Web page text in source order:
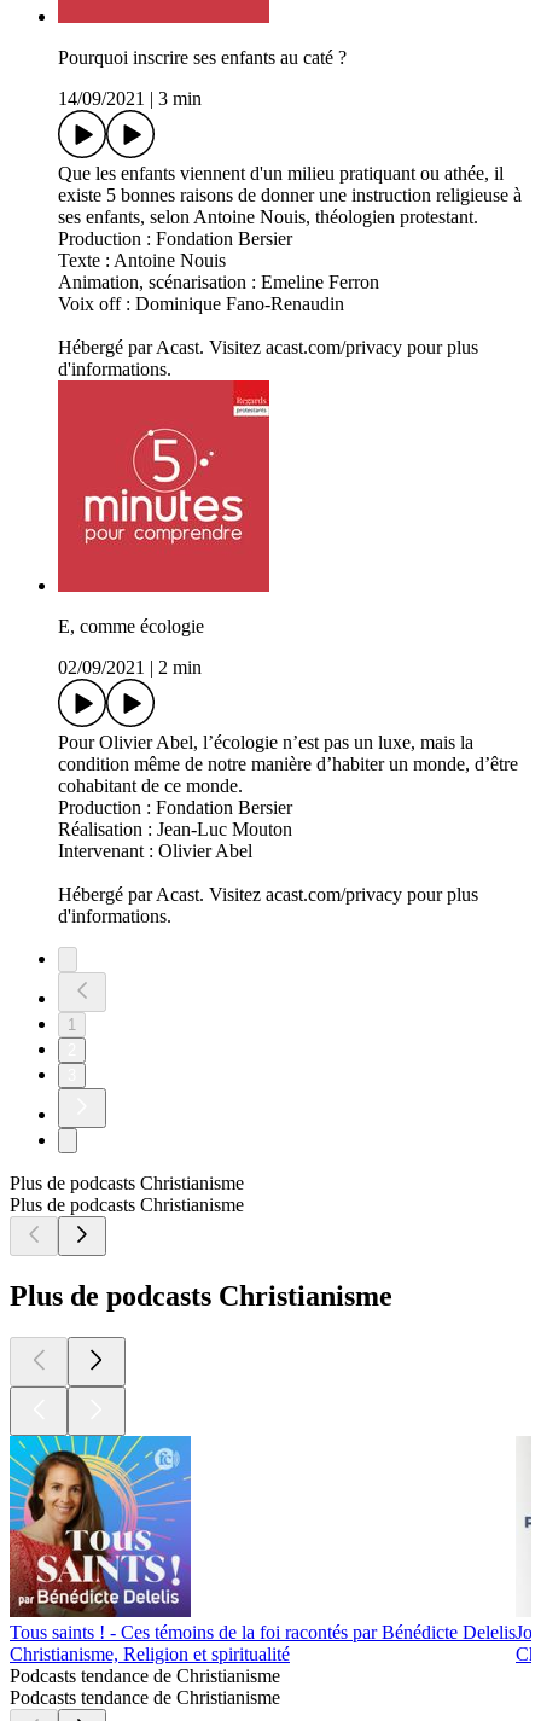
Pourquoi inscrire ses enfants au caté ?
14/09/2021
3 min
Que les enfants viennent d'un milieu pratiquant ou athée, il
existe 5 bonnes raisons de donner une instruction religieuse à
ses enfants, selon Antoine Nouis, théologien protestant.
Production : Fondation Bersier
Texte : Antoine Nouis
Animation, scénarisation : Emeline Ferron
Voix off : Dominique Fano-Renaudin
Hébergé par Acast. Visitez acast.com/privacy pour plus
d'informations.
E, comme écologie
02/09/2021
2 min
Pour Olivier Abel, l’écologie n’est pas un luxe, mais la
condition même de notre manière d’habiter un monde, d’être
cohabitant de ce monde.
Production : Fondation Bersier
Réalisation : Jean-Luc Mouton
Intervenant : Olivier Abel
Hébergé par Acast. Visitez acast.com/privacy pour plus
d'informations.
1
Plus de podcasts Christianisme
Plus de podcasts Christianisme
Plus de podcasts Christianisme
Tous saints ! - Ces témoins de la foi racontés par Bénédicte Delelis
Christianisme, Religion et spiritualité
Podcasts tendance de Christianisme
Podcasts tendance de Christianisme